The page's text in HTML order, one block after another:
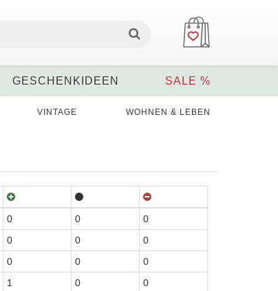
GESCHENKIDEEN SALE %
VINTAGE WOHNEN & LEBEN
0 0
0
0 0
0
0 0
0
1 0
0